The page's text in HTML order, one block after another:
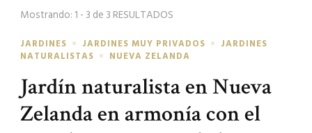
Mostrando: 1 - 3 de 3 RESULTADOS
JARDINES JARDINES MUY PRIVADOS
JARDINES
NATURALISTAS
NUEVA ZELANDA
Jardín naturalista en Nueva
Zelanda en armonía con el